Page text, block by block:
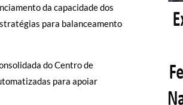
da capacidade dos
para balanceamento
do Centro de
para apoiar